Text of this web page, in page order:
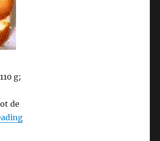
g;
de
“Prajitura cu piersici din compot –